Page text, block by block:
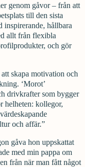
genom gåvor – från att
till den sista
inspirerande, hållbara
allt från flexibla
och gör
skapa motivation och
‘Morot’
drivkrafter som bygger
helheten: kollegor,
och affär.”
gåva hon uppskattat
med min pappa om
från när man fått något